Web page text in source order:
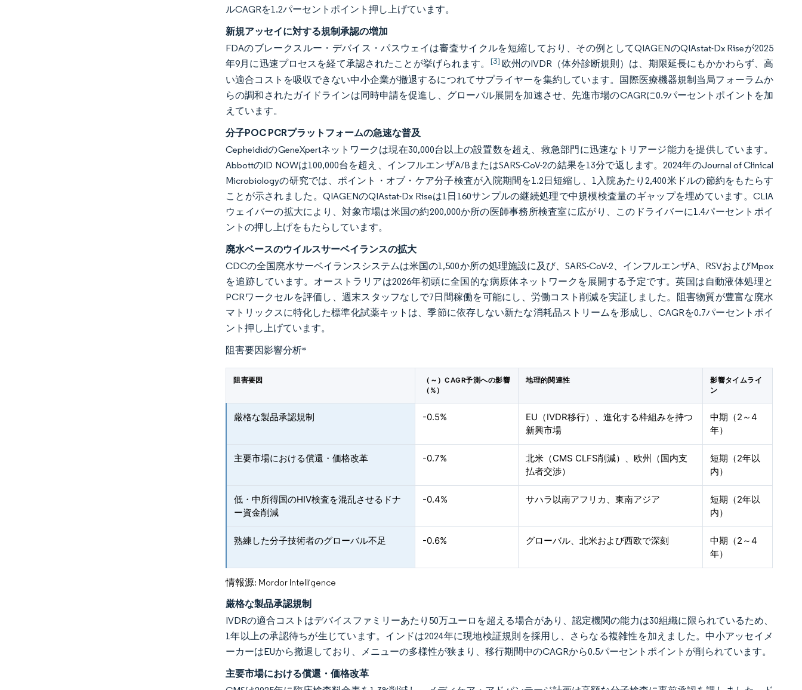
ルCAGRを1.2パーセントポイント押し上げています。
新規アッセイに対する規制承認の増加
FDAのブレークスルー・デバイス・パスウェイは審査サイクルを短縮しており、その例としてQIAGENのQIAstat-Dx Riseが2025
年9月に迅速プロセスを経て承認されたことが挙げられます。 [3] 欧州のIVDR（体外診断規則）は、期限延長にもかかわらず、高
い適合コストを吸収できない中小企業が撤退するにつれてサプライヤーを集約しています。国際医療機器規制当局フォーラムか
らの調和されたガイドラインは同時申請を促進し、グローバル展開を加速させ、先進市場のCAGRに0.9パーセントポイントを加
えています。
分子POC PCRプラットフォームの急速な普及
CepheididのGeneXpertネットワークは現在30,000台以上の設置数を超え、救急部門に迅速なトリアージ能力を提供しています。
AbbottのID NOWは100,000台を超え、インフルエンザA/BまたはSARS-CoV-2の結果を13分で返します。2024年のJournal of Clinical
Microbiologyの研究では、ポイント・オブ・ケア分子検査が入院期間を1.2日短縮し、1入院あたり2,400米ドルの節約をもたらす
ことが示されました。QIAGENのQIAstat-Dx Riseは1日160サンプルの継続処理で中規模検査量のギャップを埋めています。CLIA
ウェイバーの拡大により、対象市場は米国の約200,000か所の医師事務所検査室に広がり、このドライバーに1.4パーセントポイ
ントの押し上げをもたらしています。
廃水ベースのウイルスサーベイランスの拡大
CDCの全国廃水サーベイランスシステムは米国の1,500か所の処理施設に及び、SARS-CoV-2、インフルエンザA、RSVおよびMpox
を追跡しています。オーストラリアは2026年初頭に全国的な病原体ネットワークを展開する予定です。英国は自動液体処理と
PCRワークセルを評価し、週末スタッフなしで7日間稼働を可能にし、労働コスト削減を実証しました。阻害物質が豊富な廃水
マトリックスに特化した標準化試薬キットは、季節に依存しない新たな消耗品ストリームを形成し、CAGRを0.7パーセントポイ
ント押し上げています。
阻害要因影響分析*
阻害要因
（～）CAGR予測への影響
（%）
地理的関連性
影響タイムライ
ン
厳格な製品承認規制 -0.5%
EU（IVDR移行）、進化する枠組みを持つ
新興市場
中期（2～4
年）
主要市場における償還・価格改革 -0.7%
北米（CMS CLFS削減）、欧州（国内支
払者交渉）
短期（2年以
内）
低・中所得国のHIV検査を混乱させるドナ
ー資金削減
-0.4% サハラ以南アフリカ、東南アジア
短期（2年以
内）
熟練した分子技術者のグローバル不足 -0.6% グローバル、北米および西欧で深刻
中期（2～4
年）
情報源: Mordor Intelligence
厳格な製品承認規制
IVDRの適合コストはデバイスファミリーあたり50万ユーロを超える場合があり、認定機関の能力は30組織に限られているため、
1年以上の承認待ちが生じています。インドは2024年に現地検証規則を採用し、さらなる複雑性を加えました。中小アッセイメ
ーカーはEUから撤退しており、メニューの多様性が狭まり、移行期間中のCAGRから0.5パーセントポイントが削られています。
主要市場における償還・価格改革